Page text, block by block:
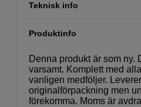
Teknisk info
Produktinfo
Denna produkt är som ny.
varsamt. Komplett med
vanligen medföljer.
originalförpackning men
förekomma. Moms är